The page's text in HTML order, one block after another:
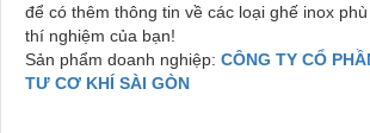
để có thêm thông tin về các loại ghế inox
thí nghiệm của bạn!
Sản phẩm doanh nghiệp: CÔNG TY CỔ
TƯ CƠ KHÍ SÀI GÒN